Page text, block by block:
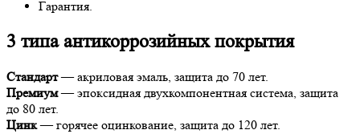
Гарантия.
3 типа антикоррозийных покрытия
Стандарт— акриловая эмаль, защита до 70 лет.
Премиум— эпоксидная двухкомпонентная система, защита
до 80 лет.
Цинк— горячее оцинкование, защита до 120 лет.